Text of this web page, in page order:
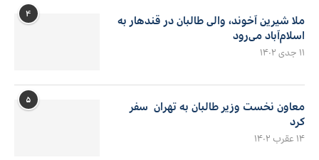
۴
ملا شیرین آخوند، والی طالبان در قندهار به
اسلام‌آباد می‌رود
۱۱ جدی ۱۴۰۲
۵
معاون نخست وزیر طالبان به تهران سفر
کرد
۱۴ عقرب ۱۴۰۲